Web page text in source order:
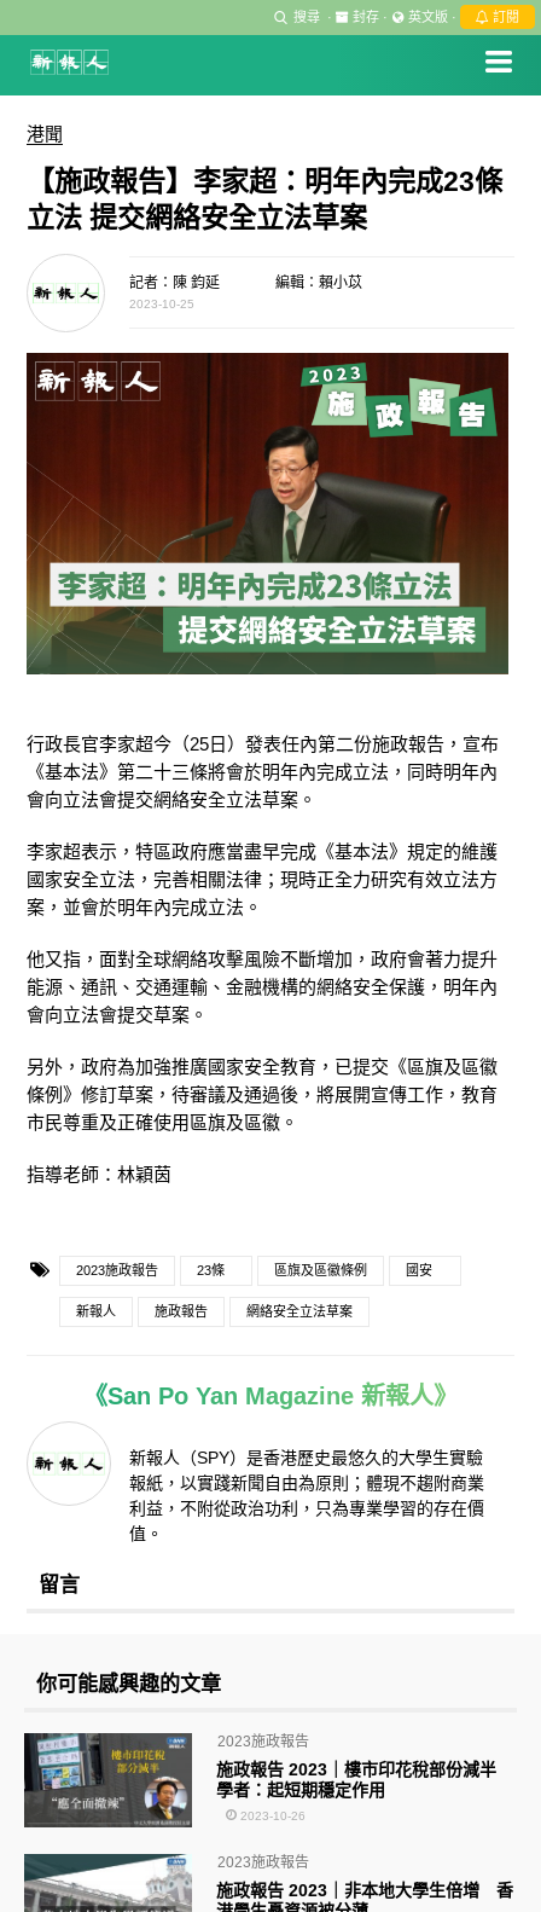
搜尋 · 封存 · 英文版 · 訂閱
港聞
【施政報告】李家超：明年內完成23條
立法 提交網絡安全立法草案
記者：陳 鈞延 編輯：賴小苡
2023-10-25
行政長官李家超今（25日）發表任內第二份施政報告，宣布
《基本法》第二十三條將會於明年內完成立法，同時明年內
會向立法會提交網絡安全立法草案。
李家超表示，特區政府應當盡早完成《基本法》規定的維護
國家安全立法，完善相關法律；現時正全力研究有效立法方
案，並會於明年內完成立法。
他又指，面對全球網絡攻擊風險不斷增加，政府會著力提升
能源、通訊、交通運輸、金融機構的網絡安全保護，明年內
會向立法會提交草案。
另外，政府為加強推廣國家安全教育，已提交《區旗及區徽
條例》修訂草案，待審議及通過後，將展開宣傳工作，教育
市民尊重及正確使用區旗及區徽。
指導老師：林穎茵
2023施政報告 23條 區旗及區徽條例 國安
新報人 施政報告 網絡安全立法草案
《San Po Yan Magazine 新報人》
新報人（SPY）是香港歷史最悠久的大學生實驗
報紙，以實踐新聞自由為原則；體現不趨附商業
利益，不附從政治功利，只為專業學習的存在價
值。
留言
你可能感興趣的文章
施政報告 2023｜樓市印花稅部份減半
學者：起短期穩定作用
2023施政報告
2023-10-26
施政報告 2023｜非本地大學生倍增 香
2023施政報告